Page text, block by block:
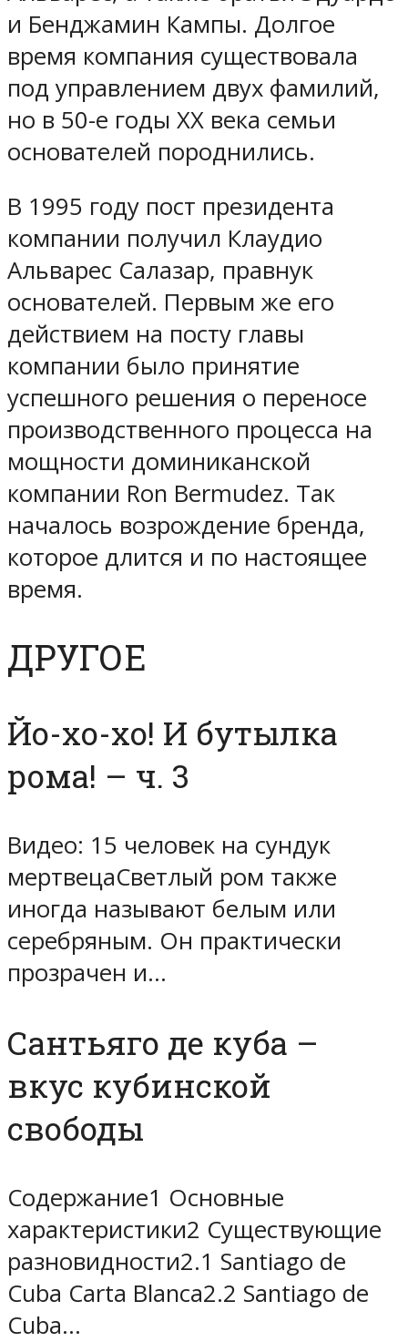
и Бенджамин Кампы. Долгое
время компания существовала
под управлением двух фамилий,
но в 50-е годы XX века семьи
основателей породнились.
В 1995 году пост президента
компании получил Клаудио
Альварес Салазар, правнук
основателей. Первым же его
действием на посту главы
компании было принятие
успешного решения о переносе
производственного процесса на
мощности доминиканской
компании Ron Bermudez. Так
началось возрождение бренда,
которое длится и по настоящее
время.
ДРУГОЕ
Йо-хо-хо! И бутылка
рома! – ч. 3
Видео: 15 человек на сундук
мертвецаСветлый ром также
иногда называют белым или
серебряным. Он практически
прозрачен и…
Сантьяго де куба –
вкус кубинской
свободы
Содержание1 Основные
характеристики2 Существующие
разновидности2.1 Santiago de
Cuba Carta Blanca2.2 Santiago de
Cuba…